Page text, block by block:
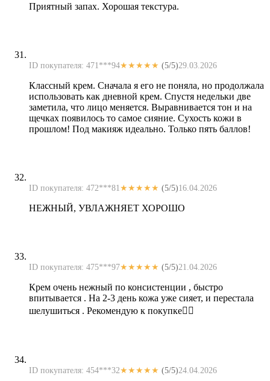
Приятный запах. Хорошая текстура.
ID покупателя: 471***94★★★★★ (5/5)29.03.2026
Классный крем. Сначала я его не поняла, но продолжала
использовать как дневной крем. Спустя недельки две
заметила, что лицо меняется. Выравнивается тон и на
щечках появилось то самое сияние. Сухость кожи в
прошлом! Под макияж идеально. Только пять баллов!
ID покупателя: 472***81 ★★★★★ (5/5)16.04.2026
НЕЖНЫЙ, УВЛАЖНЯЕТ ХОРОШО
ID покупателя: 475***97★★★★★ (5/5)21.04.2026
Крем очень нежный по консистенции , быстро
впитывается . На 2-3 день кожа уже сияет, и перестала
шелушиться . Рекомендую к покупке👍🏼
ID покупателя: 454***32★★★★★ (5/5)24.04.2026